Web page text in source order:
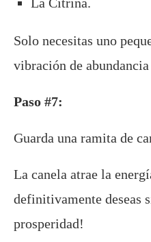
Solo necesitas uno
vibración de
Paso #7:
Guarda una ramita de
La canela atrae la
definitivamente deseas
prosperidad!